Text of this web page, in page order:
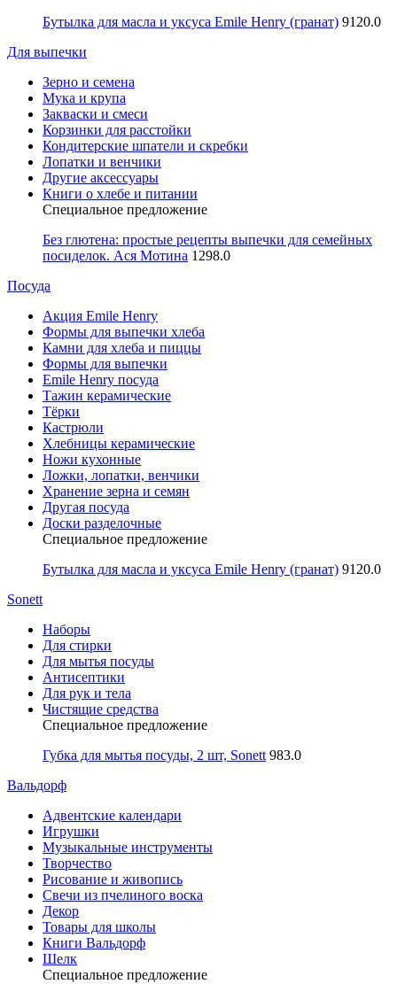
Бутылка для масла и уксуса Emile Henry (гранат) 9120.0
Для выпечки
Зерно и семена
Мука и крупа
Закваски и смеси
Корзинки для расстойки
Кондитерские шпатели и скребки
Лопатки и венчики
Другие аксессуары
Книги о хлебе и питании
Специальное предложение
Без глютена: простые рецепты выпечки для семейных
посиделок. Ася Мотина 1298.0
Посуда
Акция Emile Henry
Формы для выпечки хлеба
Камни для хлеба и пиццы
Формы для выпечки
Emile Henry посуда
Тажин керамические
Тёрки
Кастрюли
Хлебницы керамические
Ножи кухонные
Ложки, лопатки, венчики
Хранение зерна и семян
Другая посуда
Доски разделочные
Специальное предложение
Бутылка для масла и уксуса Emile Henry (гранат) 9120.0
Sonett
Наборы
Для стирки
Для мытья посуды
Антисептики
Для рук и тела
Чистящие средства
Специальное предложение
Губка для мытья посуды, 2 шт, Sonett 983.0
Вальдорф
Адвентские календари
Игрушки
Музыкальные инструменты
Творчество
Рисование и живопись
Свечи из пчелиного воска
Декор
Товары для школы
Книги Вальдорф
Шелк
Специальное предложение